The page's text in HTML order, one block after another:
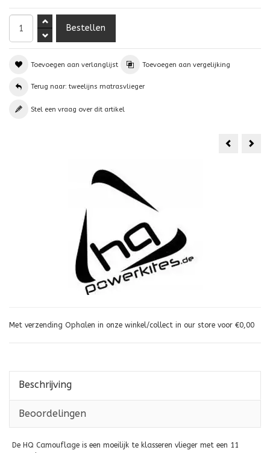
Toevoegen aan verlanglijst Toevoegen aan vergelijking
Terug naar: tweelijns matrasvlieger
Stel een vraag over dit artikel
Met verzending Ophalen in onze winkel/collect in our store voor €0,00
Beschrijving
Beoordelingen
De HQ Camouflage is een moeilijk te klasseren vlieger met een 11